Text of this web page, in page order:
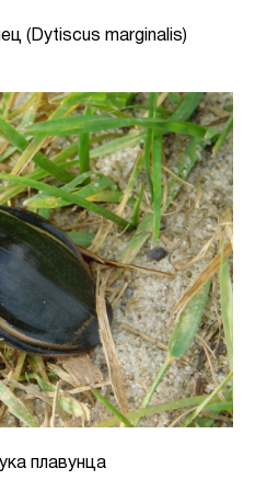
(Dytiscus marginalis)
плавунца